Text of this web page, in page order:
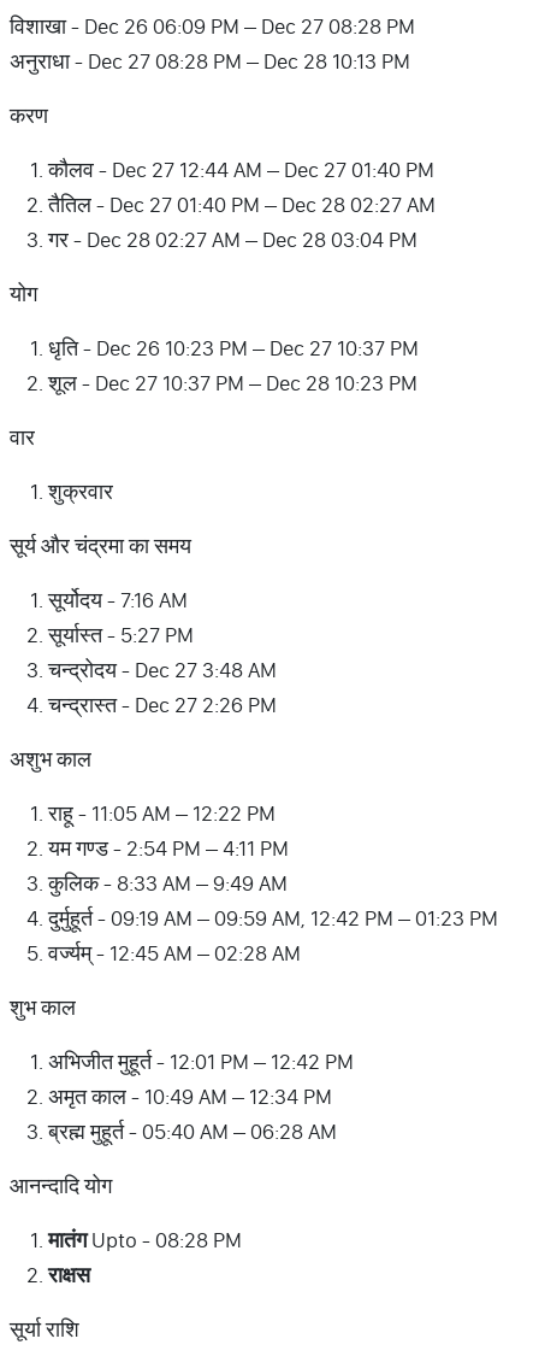
विशाखा - Dec 26 06:09 PM – Dec 27 08:28 PM
अनुराधा - Dec 27 08:28 PM – Dec 28 10:13 PM
करण
कौलव - Dec 27 12:44 AM – Dec 27 01:40 PM
तैतिल - Dec 27 01:40 PM – Dec 28 02:27 AM
गर - Dec 28 02:27 AM – Dec 28 03:04 PM
योग
धृति - Dec 26 10:23 PM – Dec 27 10:37 PM
शूल - Dec 27 10:37 PM – Dec 28 10:23 PM
वार
शुक्रवार
सूर्य और चंद्रमा का समय
सूर्योदय - 7:16 AM
सूर्यास्त - 5:27 PM
चन्द्रोदय - Dec 27 3:48 AM
चन्द्रास्त - Dec 27 2:26 PM
अशुभ काल
राहू - 11:05 AM – 12:22 PM
यम गण्ड - 2:54 PM – 4:11 PM
कुलिक - 8:33 AM – 9:49 AM
दुर्मुहूर्त - 09:19 AM – 09:59 AM, 12:42 PM – 01:23 PM
वर्ज्यम् - 12:45 AM – 02:28 AM
शुभ काल
अभिजीत मुहूर्त - 12:01 PM – 12:42 PM
अमृत काल - 10:49 AM – 12:34 PM
ब्रह्म मुहूर्त - 05:40 AM – 06:28 AM
आनन्दादि योग
मातंगUpto - 08:28 PM
राक्षस
सूर्या राशि